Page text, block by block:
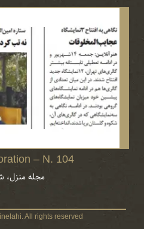
– N. 104
مجله منزل، شماره ۱۰۴، ویژه
All rights reserved